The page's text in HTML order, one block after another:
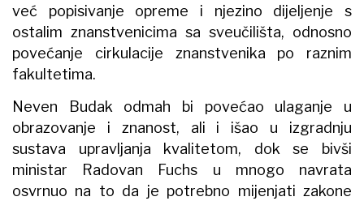
već popisivanje opreme i njezino dijeljenje s
ostalim znanstvenicima sa sveučilišta, odnosno
povećanje cirkulacije znanstvenika po raznim
fakultetima.
Neven Budak odmah bi povećao ulaganje u
obrazovanje i znanost, ali i išao u izgradnju
sustava upravljanja kvalitetom, dok se bivši
ministar Radovan Fuchs u mnogo navrata
osvrnuo na to da je potrebno mijenjati zakone